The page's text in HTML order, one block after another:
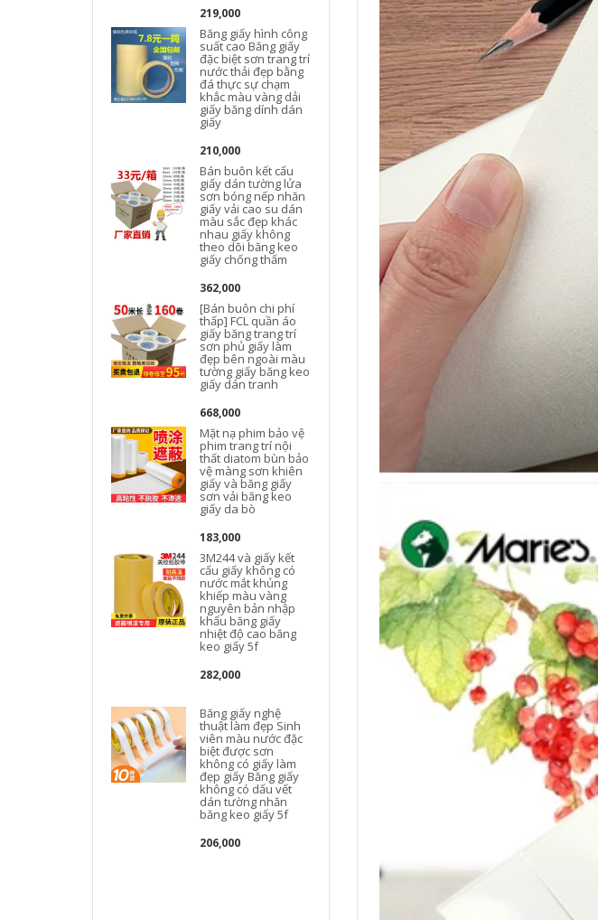
219,000
Băng giấy hình công
suất cao Băng giấy
đặc biệt sơn trang trí
nước thải đẹp bằng
đá thực sự chạm
khắc màu vàng dải
giấy băng dính dán
giấy
210,000
Bán buôn kết cấu
giấy dán tường lửa
sơn bóng nếp nhăn
giấy vải cao su dán
màu sắc đẹp khác
nhau giấy không
theo dõi băng keo
giấy chống thấm
362,000
[Bán buôn chi phí
thấp] FCL quần áo
giấy băng trang trí
sơn phủ giấy làm
đẹp bên ngoài màu
tường giấy băng keo
giấy dán tranh
668,000
Mặt nạ phim bảo vệ
phim trang trí nội
thất diatom bùn bảo
vệ màng sơn khiên
giấy và băng giấy
sơn vải băng keo
giấy da bò
183,000
3M244 và giấy kết
cấu giấy không có
nước mắt khủng
khiếp màu vàng
nguyên bản nhập
khẩu băng giấy
nhiệt độ cao băng
keo giấy 5f
282,000
Băng giấy nghệ
thuật làm đẹp Sinh
viên màu nước đặc
biệt được sơn
không có giấy làm
đẹp giấy Băng giấy
không có dấu vết
dán tường nhăn
băng keo giấy 5f
206,000
nhiệt độ bóng đẹp
may không có giấy
vàng còn sót lại
băng keo giấy màu
197,000
Ying Hui màu xanh
lá cây và giấy làm
đẹp giấy cuốn đầy
màu sắc Xem giấy
trang trí xe phun
sơn nghệ thuật
Băng giấy đặc biệt
bang dinh giay
215,000
Giấy dính kết cấu
yếu Giấy và Băng
giấy Tường Dàn
Nghệ thuật Sơn
Non-Wall Paint
Mask Low Valcoatin
Paper băng keo
Băng giấy màu đen
kết cấu Seam Vẻ
đẹp với màu sắc và
băng giấy trang trí
224,000
tranh nghệ thuật
đặc biệt Sinh viên
nghệ thuật gắn đặc
biệt Tranh sơn nước
ướt Băng giấy Kraft
3 cuộn Gói giá cả
phải chăng băng
keo giấy loại tốt
202,000
Băng keo dán mặt
nạ FCL phun sơn để
che tường không
dấu vết 50 mét Giấy
dán mặt nạ đặc biệt
dành cho sinh viên
mỹ thuật không có
dấu vết xé bằng tay